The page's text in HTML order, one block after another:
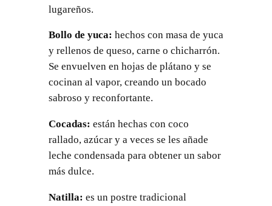
lugareños.
Bollo de yuca: hechos con masa de yuca
y rellenos de queso, carne o chicharrón.
Se envuelven en hojas de plátano y se
cocinan al vapor, creando un bocado
sabroso y reconfortante.
Cocadas: están hechas con coco
rallado, azúcar y a veces se les añade
leche condensada para obtener un sabor
más dulce.
Natilla: es un postre tradicional